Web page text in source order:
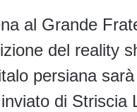
al Grande
del reality
persiana
di Striscia